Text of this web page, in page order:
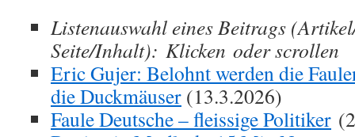
Listenauswahl eines Beitrags
Seite/Inhalt): Klicken oder scrollen
Eric Gujer: Belohnt werden die
die Duckmäuser (13.3.2026)
Faule Deutsche – fleissige Politiker